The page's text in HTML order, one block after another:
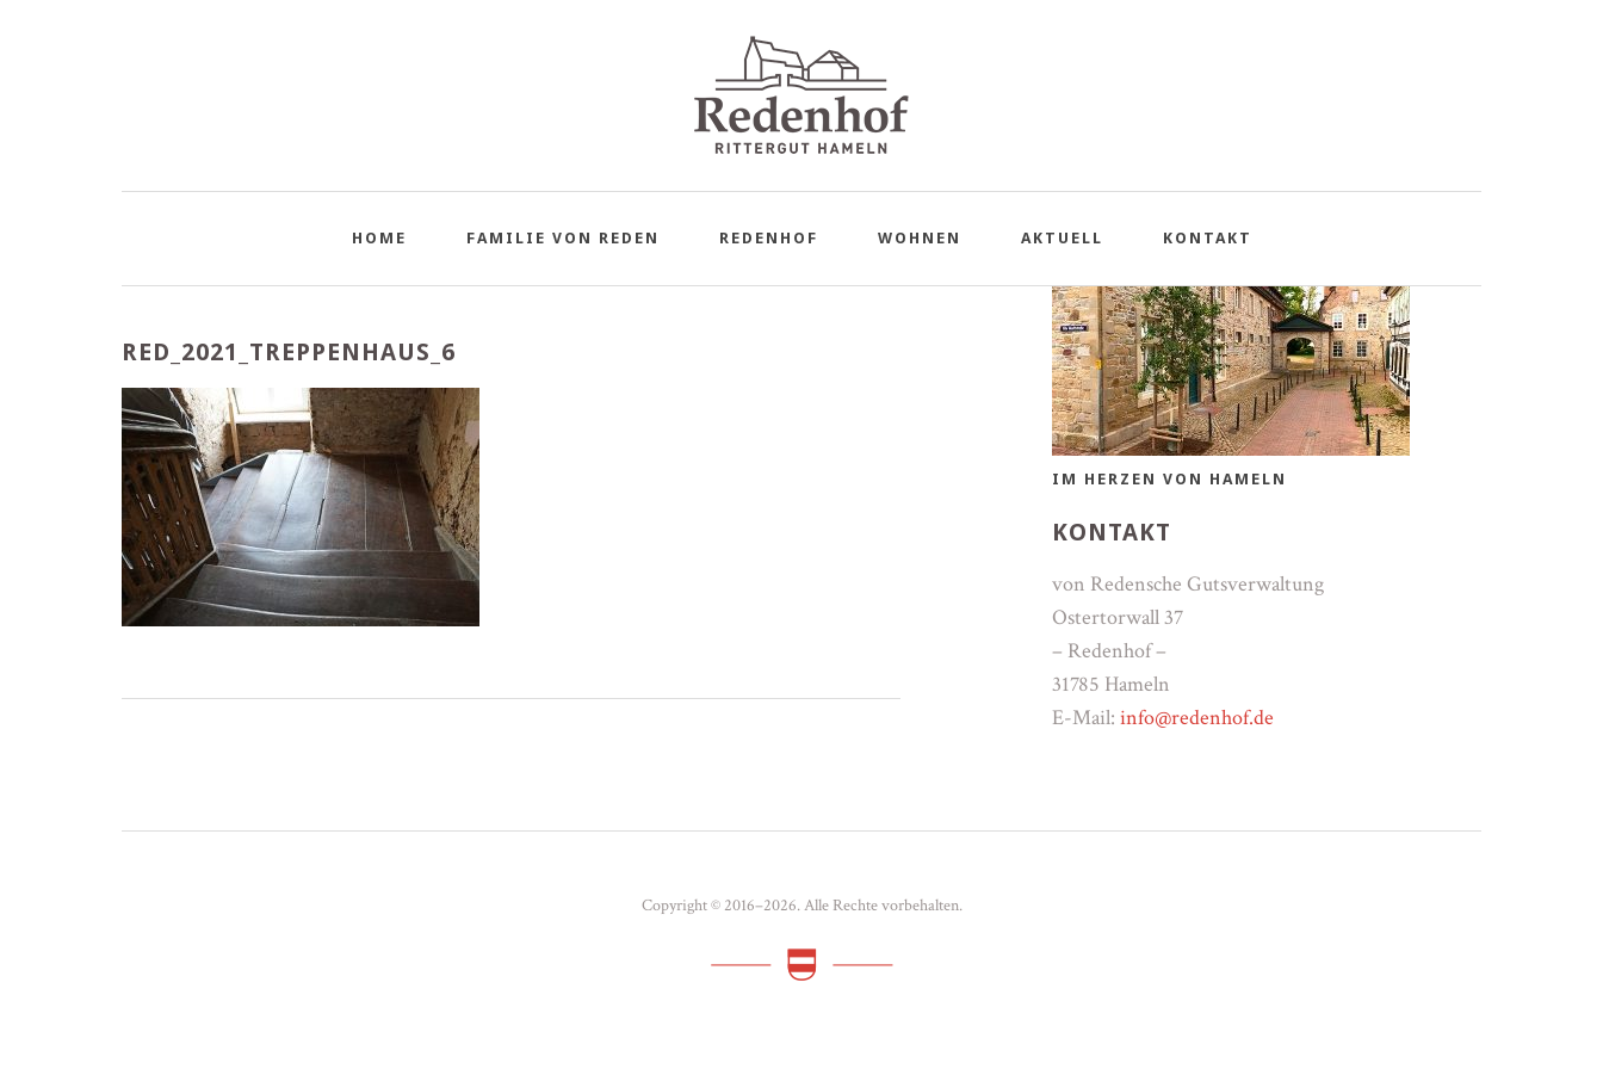
HOME FAMILIE VON REDEN REDENHOF WOHNEN AKTUELL KONTAKT
RED_2021_TREPPENHAUS_6
IM HERZEN VON HAMELN
KONTAKT
von Redensche Gutsverwaltung
Ostertorwall 37
– Redenhof –
31785 Hameln
E-Mail: info@redenhof.de
Copyright © 2016–2026. Alle Rechte vorbehalten.